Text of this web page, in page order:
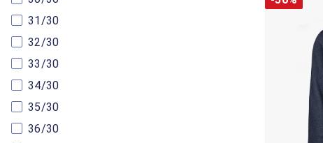
31/30
32/30
33/30
34/30
35/30
36/30